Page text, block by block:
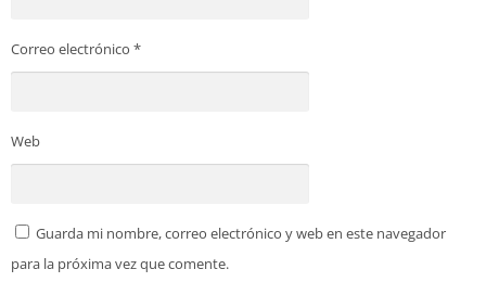
Correo electrónico *
Web
Guarda mi nombre, correo electrónico y web en este navegador
para la próxima vez que comente.